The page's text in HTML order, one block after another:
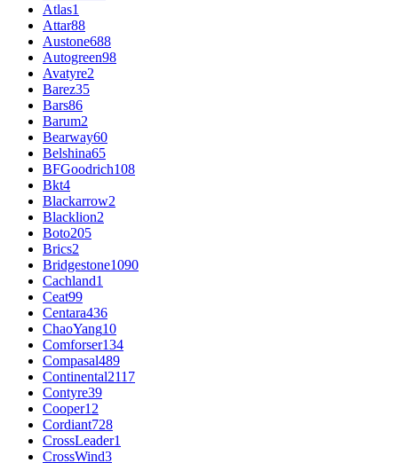
Atlas1
Attar88
Austone688
Autogreen98
Avatyre2
Barez35
Bars86
Barum2
Bearway60
Belshina65
BFGoodrich108
Bkt4
Blackarrow2
Blacklion2
Boto205
Brics2
Bridgestone1090
Cachland1
Ceat99
Centara436
ChaoYang10
Comforser134
Compasal489
Continental2117
Contyre39
Cooper12
Cordiant728
CrossLeader1
CrossWind3